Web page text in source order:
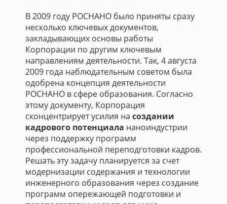
В 2009 году РОСНАНО было приняты сразу
несколько ключевых документов,
закладывающих основы работы
Корпорации по другим ключевым
направлениям деятельности. Так, 4 августа
2009 года наблюдательным советом была
одобрена концепция деятельности
РОСНАНО в сфере образования. Согласно
этому документу, Корпорация
сконцентрирует усилия на создании
кадрового потенциала наноиндустрии
через поддержку программ
профессиональной переподготовки кадров.
Решать эту задачу планируется за счет
модернизации содержания и технологии
инженерного образования через создание
программ опережающей подготовки и